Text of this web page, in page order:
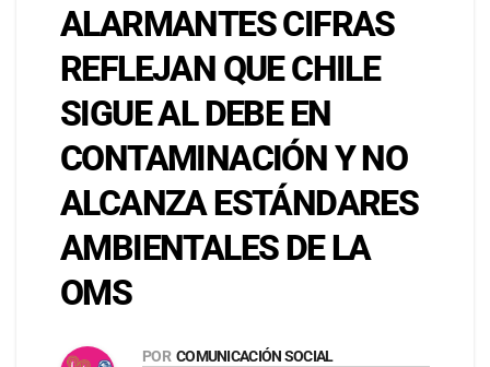
ALARMANTES CIFRAS
REFLEJAN QUE CHILE
SIGUE AL DEBE EN
CONTAMINACIÓN Y NO
ALCANZA ESTÁNDARES
AMBIENTALES DE LA
OMS
POR COMUNICACIÓN SOCIAL